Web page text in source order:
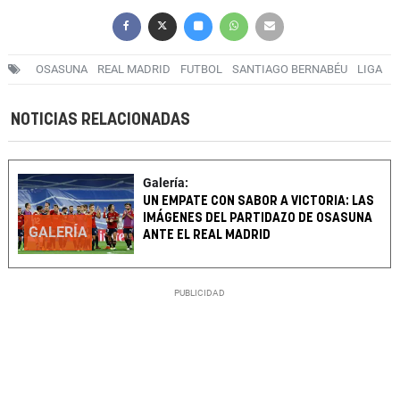
OSASUNA REAL MADRID FUTBOL SANTIAGO BERNABÉU LIGA
NOTICIAS RELACIONADAS
GALERÍA
Galería:
UN EMPATE CON SABOR A VICTORIA: LAS
IMÁGENES DEL PARTIDAZO DE OSASUNA
ANTE EL REAL MADRID